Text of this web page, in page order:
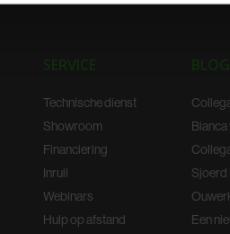
SERVICE
Technische dienst
Showroom
Financiering
Inruil
Webinars
Hulp op afstand
Bianca
Een